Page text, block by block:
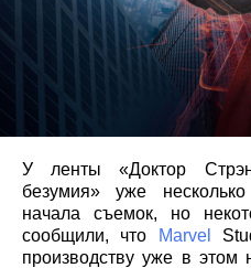
У ленты «Доктор
безумия» уже
начала съемок, но
сообщили, что
Marvel
производству уже в этом